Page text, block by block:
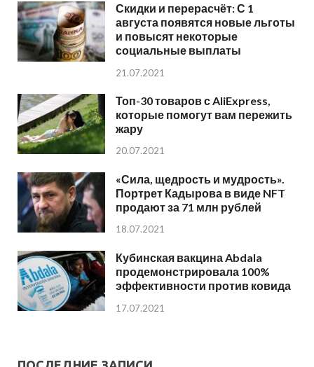
Скидки и перерасчёт: С 1
августа появятся новые льготы
и повысят некоторые
социальные выплаты
21.07.2021
Топ-30 товаров с AliExpress,
которые помогут вам пережить
жару
20.07.2021
«Сила, щедрость и мудрость».
Портрет Кадырова в виде NFT
продают за 71 млн рублей
18.07.2021
Кубинская вакцина Abdala
продемонстрировала 100%
эффективности против ковида
17.07.2021